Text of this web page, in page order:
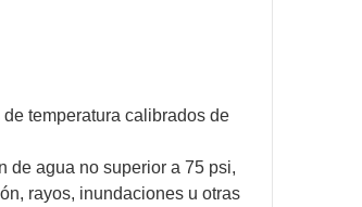
temperatura calibrados de
de agua no superior a 75 psi,
rayos, inundaciones u otras